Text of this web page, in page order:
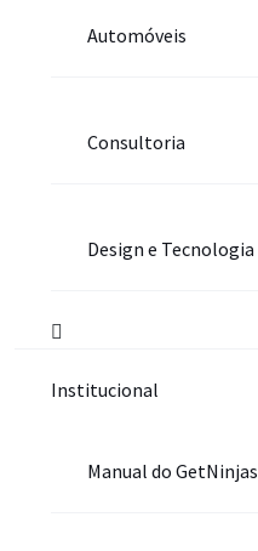
Automóveis
Consultoria
Design e Tecnologia
Institucional
Manual do GetNinjas